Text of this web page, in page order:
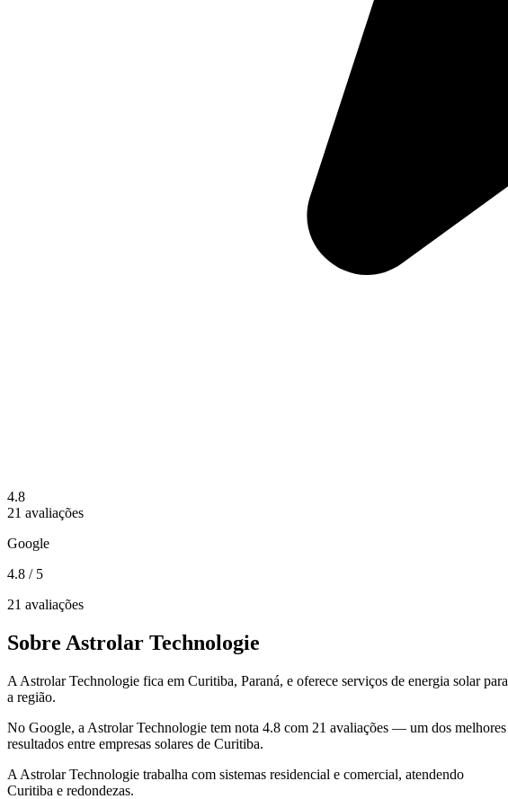
4.8
21 avaliações
Google
4.8 / 5
21 avaliações
Sobre Astrolar Technologie
A Astrolar Technologie fica em Curitiba, Paraná, e oferece serviços de energia solar para
a região.
No Google, a Astrolar Technologie tem nota 4.8 com 21 avaliações — um dos melhores
resultados entre empresas solares de Curitiba.
A Astrolar Technologie trabalha com sistemas residencial e comercial, atendendo
Curitiba e redondezas.